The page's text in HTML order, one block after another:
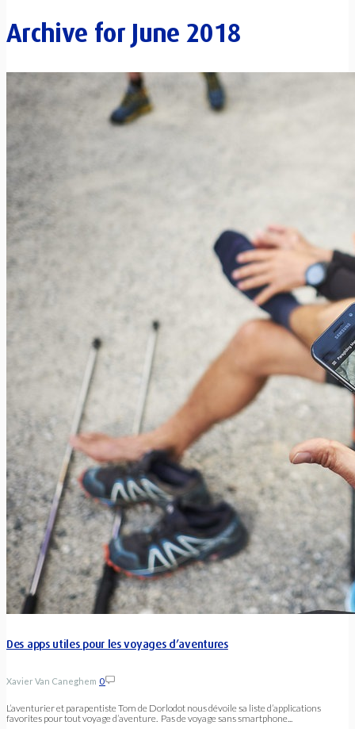
Archive for June 2018
Des apps utiles pour les voyages d’aventures
Xavier Van Caneghem 0
L’aventurier et parapentiste Tom de Dorlodot nous dévoile sa liste d’applications
favorites pour tout voyage d’aventure. Pas de voyage sans smartphone...